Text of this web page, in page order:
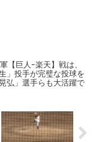
【巨人ｰ楽天】戦は、
」投手が完璧な投球を
弘」選手らも大活躍で